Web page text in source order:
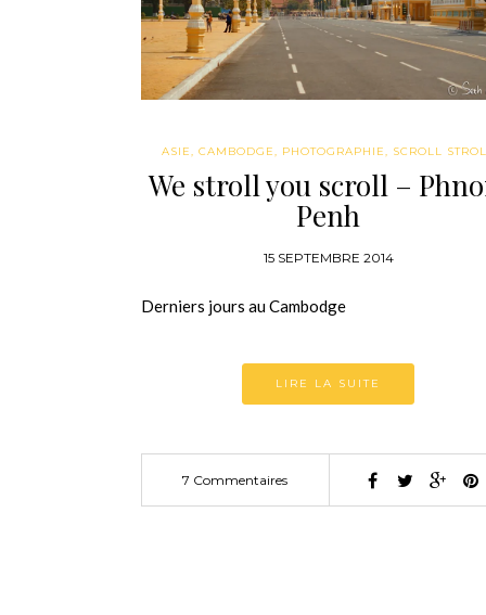
ASIE, CAMBODGE, PHOTOGRAPHIE, SCROLL
We stroll you scroll –
Penh
15 SEPTEMBRE 2014
Derniers jours au Cambodge
LIRE LA SUITE
7 Commentaires